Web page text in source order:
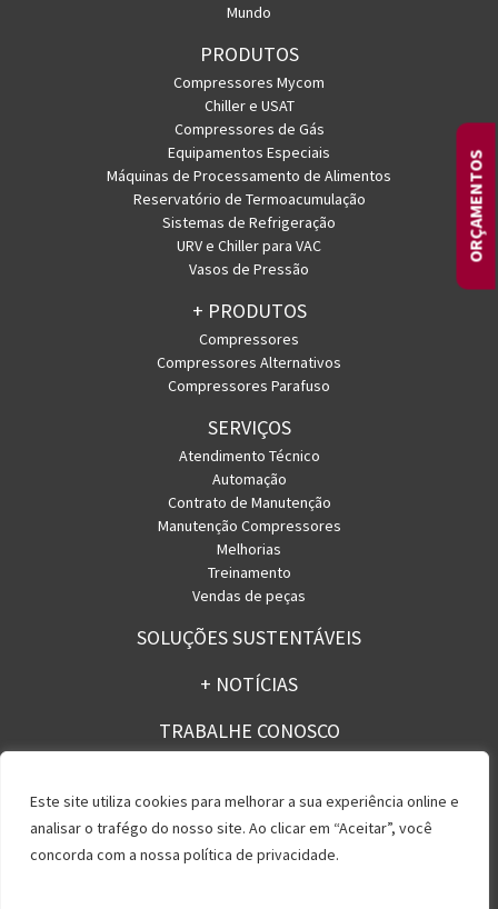
Este site utiliza cookies para melhorar a sua experiência online e
analisar o trafégo do nosso site. Ao clicar em “Aceitar”, você
concorda com a nossa política de privacidade.
ORÇAMENTOS
Mundo
PRODUTOS
Compressores Mycom
Chiller e USAT
Compressores de Gás
Equipamentos Especiais
Máquinas de Processamento de Alimentos
Reservatório de Termoacumulação
Sistemas de Refrigeração
URV e Chiller para VAC
Vasos de Pressão
+ PRODUTOS
Compressores
Compressores Alternativos
Compressores Parafuso
SERVIÇOS
Atendimento Técnico
Automação
Contrato de Manutenção
Manutenção Compressores
Melhorias
Treinamento
Vendas de peças
SOLUÇÕES SUSTENTÁVEIS
+ NOTÍCIAS
TRABALHE CONOSCO